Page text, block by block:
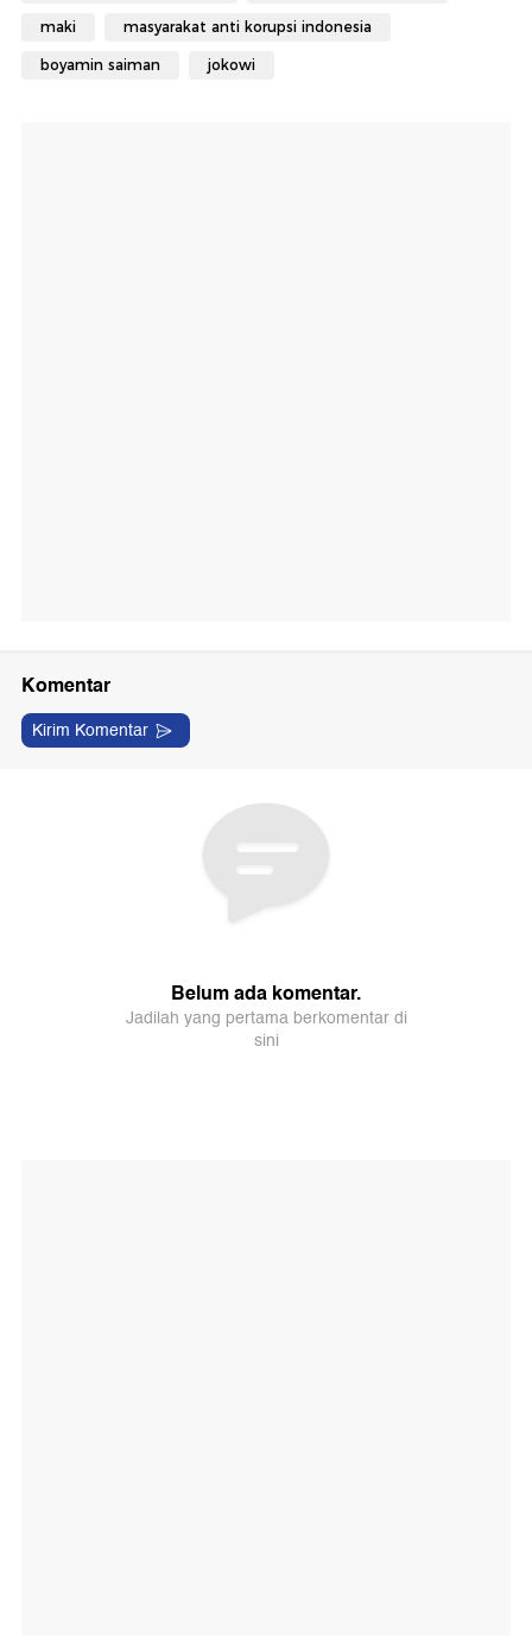
maki masyarakat anti korupsi indonesia
boyamin saiman jokowi